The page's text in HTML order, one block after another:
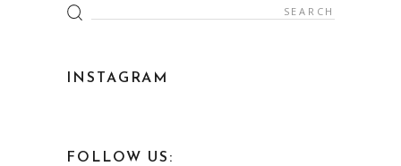
INSTAGRAM
FOLLOW US: